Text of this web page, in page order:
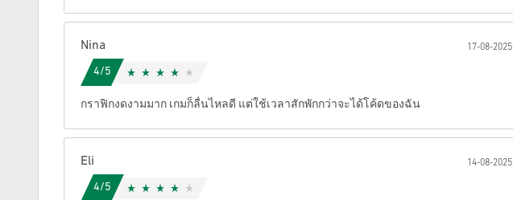
Nina 17-08-2025
4/5
กราฟิกงดงามมาก เกมก็ลื่นไหลดี แต่ใช้เวลาสักพักกว่าจะได้โค้ดของฉัน
Eli 14-08-2025
4/5